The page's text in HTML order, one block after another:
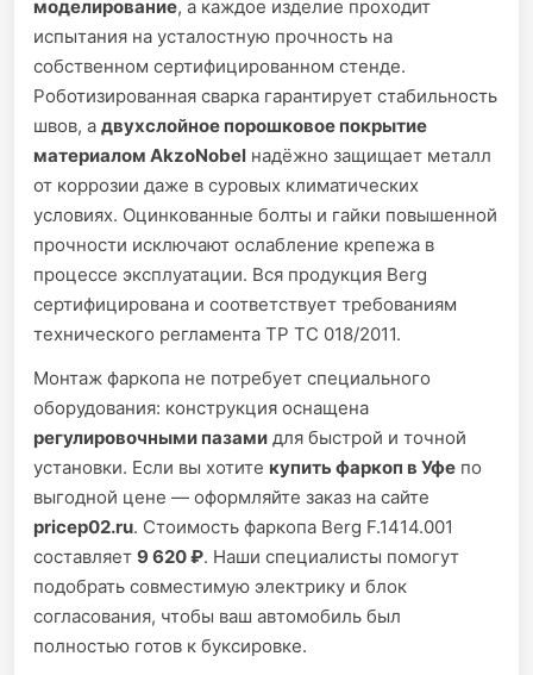
моделирование, а каждое изделие проходит
испытания на усталостную прочность на
собственном сертифицированном стенде.
Роботизированная сварка гарантирует стабильность
швов, а двухслойное порошковое покрытие
материалом AkzoNobel надёжно защищает металл
от коррозии даже в суровых климатических
условиях. Оцинкованные болты и гайки повышенной
прочности исключают ослабление крепежа в
процессе эксплуатации. Вся продукция Berg
сертифицирована и соответствует требованиям
технического регламента ТР ТС 018/2011.
Монтаж фаркопа не потребует специального
оборудования: конструкция оснащена
регулировочными пазами для быстрой и точной
установки. Если вы хотите купить фаркоп в Уфе по
выгодной цене — оформляйте заказ на сайте
pricep02.ru. Стоимость фаркопа Berg F.1414.001
составляет 9 620 ₽. Наши специалисты помогут
подобрать совместимую электрику и блок
согласования, чтобы ваш автомобиль был
полностью готов к буксировке.